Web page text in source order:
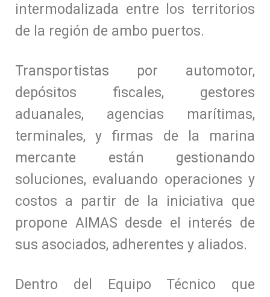
intermodalizada entre los territorios
de la región de ambo puertos.
Transportistas por automotor,
depósitos fiscales, gestores
aduanales, agencias marítimas,
terminales, y firmas de la marina
mercante están gestionando
soluciones, evaluando operaciones y
costos a partir de la iniciativa que
propone AIMAS desde el interés de
sus asociados, adherentes y aliados.
Dentro del Equipo Técnico que